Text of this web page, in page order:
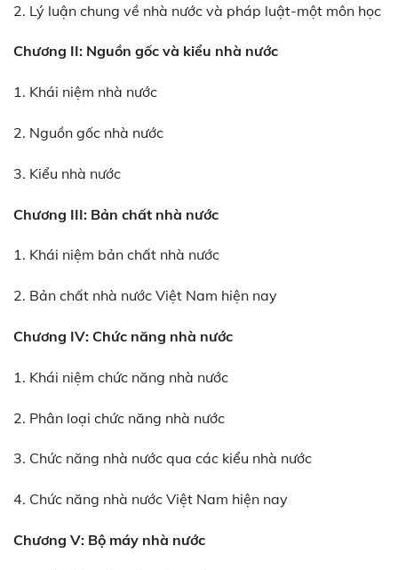
2. Lý luận chung về nhà nước và pháp luật-một môn học
Chương II: Nguồn gốc và kiểu nhà nước
1. Khái niệm nhà nước
2. Nguồn gốc nhà nước
3. Kiểu nhà nước
Chương III: Bản chất nhà nước
1. Khái niệm bản chất nhà nước
2. Bản chất nhà nước Việt Nam hiện nay
Chương IV: Chức năng nhà nước
1. Khái niệm chức năng nhà nước
2. Phân loại chức năng nhà nước
3. Chức năng nhà nước qua các kiểu nhà nước
4. Chức năng nhà nước Việt Nam hiện nay
Chương V: Bộ máy nhà nước